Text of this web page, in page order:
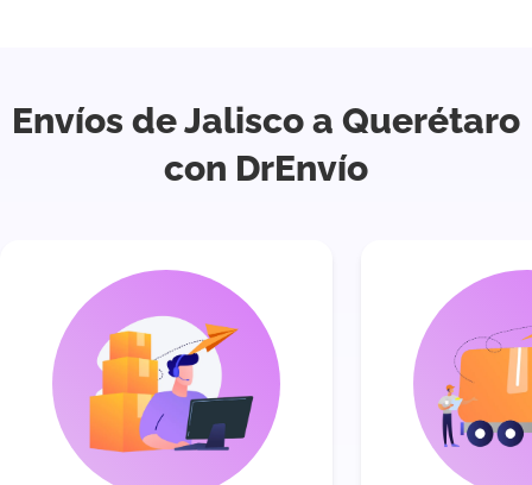
Envíos de Jalisco a Querétaro
con DrEnvío